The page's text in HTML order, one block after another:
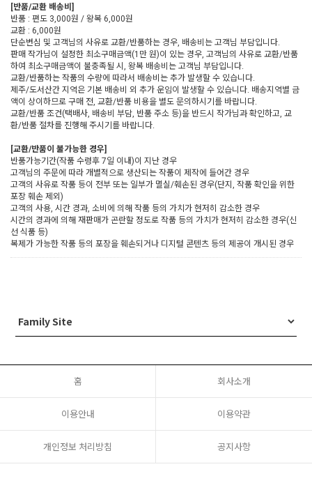
[반품/교환 배송비]
반품 : 편도 3,000원 / 왕복 6,000원
교환 : 6,000원
단순변심 및 고객님의 사유로 교환/반품하는 경우, 배송비는 고객님 부담입니다.
판매 작가님이 설정한 최소구매금액(1만 원)이 있는 경우, 고객님의 사유로 교환/반품
하여 최소구매금액이 불충족될 시, 왕복 배송비는 고객님 부담입니다.
교환/반품하는 작품의 수량에 따라서 배송비는 추가 발생할 수 있습니다.
제주/도서산간 지역은 기본 배송비 외 추가 운임이 발생할 수 있습니다. 배송지역별 금
액이 상이하므로 구매 전, 교환/반품 비용을 별도 문의하시기를 바랍니다.
교환/반품 조건(택배사, 배송비 부담, 반품 주소 등)을 반드시 작가님과 확인하고, 교
환/반품 절차를 진행해 주시기를 바랍니다.
[교환/반품이 불가능한 경우]
반품가능기간(작품 수령후 7일 이내)이 지난 경우
고객님의 주문에 따라 개별적으로 생산되는 작품이 제작에 들어간 경우
고객의 사유로 작품 등이 전부 또는 일부가 멸실/훼손된 경우(단지, 작품 확인을 위한
포장 훼손 제외)
고객의 사용, 시간 경과, 소비에 의해 작품 등의 가치가 현저히 감소한 경우
시간의 경과에 의해 재판매가 곤란할 정도로 작품 등의 가치가 현저히 감소한 경우(신
선 식품 등)
복제가 가능한 작품 등의 포장을 훼손되거나 디지털 콘텐츠 등의 제공이 개시된 경우
홈 회사소개
이용안내 이용약관
개인정보 처리방침 공지사항